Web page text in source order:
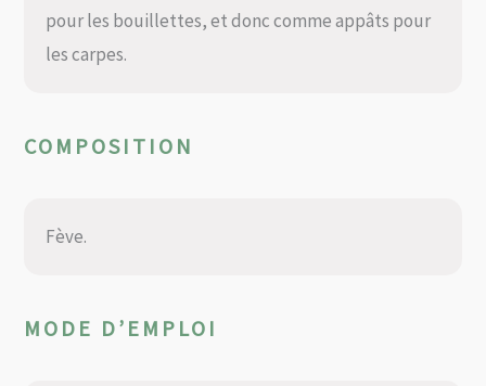
pour les bouillettes, et donc comme appâts pour
les carpes.
COMPOSITION
Fève.
MODE D’EMPLOI